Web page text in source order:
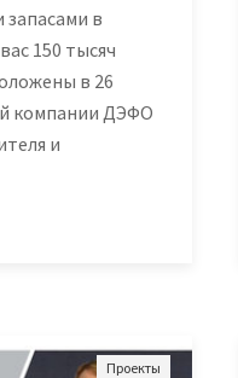
в
150 тысяч
в 26
компании ДЭФО
и
Проекты